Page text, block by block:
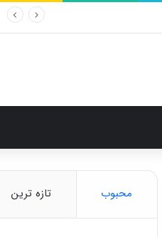
محبوب تازه ترین